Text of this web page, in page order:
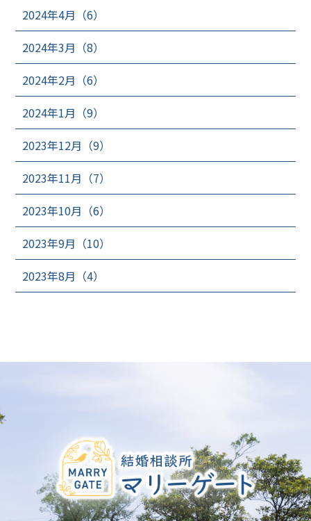
2024年4月（6）
2024年3月（8）
2024年2月（6）
2024年1月（9）
2023年12月（9）
2023年11月（7）
2023年10月（6）
2023年9月（10）
2023年8月（4）